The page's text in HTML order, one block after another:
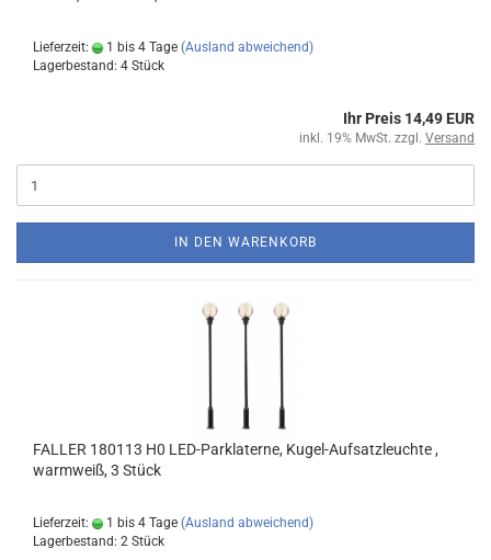
Lieferzeit: 1 bis 4 Tage (Ausland abweichend)
Lagerbestand: 4 Stück
Ihr Preis 14,49 EUR
inkl. 19% MwSt. zzgl. Versand
IN DEN WARENKORB
FALLER 180113 H0 LED-Parklaterne, Kugel-Aufsatzleuchte ,
warmweiß, 3 Stück
Lieferzeit: 1 bis 4 Tage (Ausland abweichend)
Lagerbestand: 2 Stück